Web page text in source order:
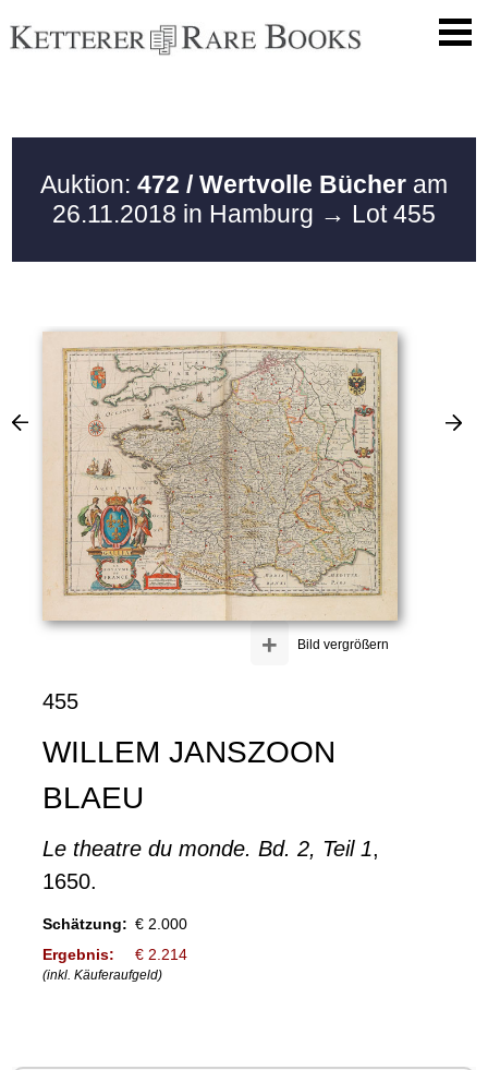
Auktion: 472 / Wertvolle Bücher am
26.11.2018 in Hamburg → Lot 455
Bild vergrößern
+
455
WILLEM JANSZOON
BLAEU
Le theatre du monde. Bd. 2, Teil 1,
1650.
Schätzung: € 2.000
Ergebnis:
€ 2.214
(inkl. Käuferaufgeld)